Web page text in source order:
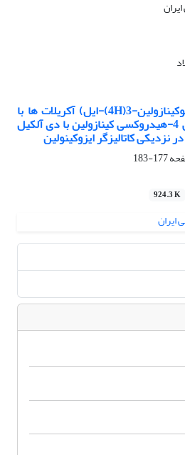
سنتز دی آلکیل 2-(4-اکسوکینازولین-3(4H)-ایل) آکریلات ها با
استفاده از واکنش دو جزیی 4-هیدروکسی کینازولین با دی آلکیل
کاتالیزگر ایزوکینولین
177-183
924.3 K